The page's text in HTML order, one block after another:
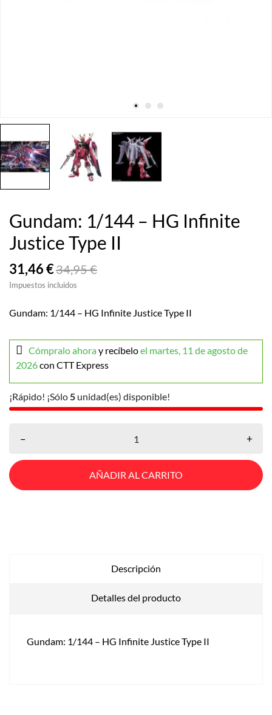
Gundam: 1/144 – HG Infinite
Justice Type II
31,46 €34,95 €
Impuestos incluidos
Gundam: 1/144 – HG Infinite Justice Type II
Cómpralo ahoray recíbeloel martes, 11 de agosto de
2026con CTT Express
¡Rápido! ¡Sólo5 unidad(es) disponible!
– +
AÑADIR AL CARRITO
Descripción
Detalles del producto
Gundam: 1/144 – HG Infinite Justice Type II